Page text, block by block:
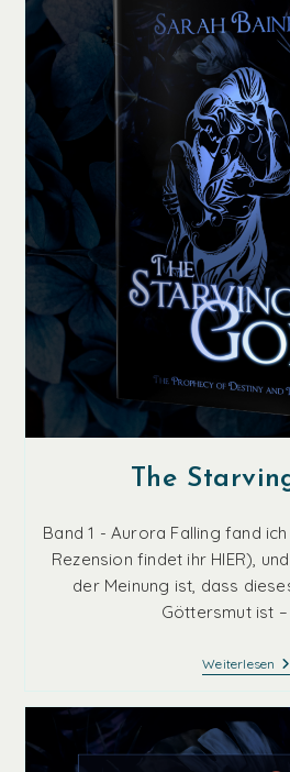
The
Band 1 - Aurora Falling fand
Rezension findet ihr HIER),
der Meinung ist, dass
Göttersmut ist
Weiterlesen